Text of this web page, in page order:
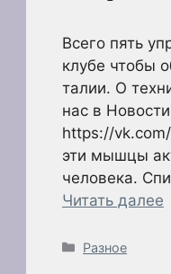
Всего пять
клубе чтобы
талии. О
нас в
https://
эти мышцы
человека.
Читать далее
Рубрики
Разное